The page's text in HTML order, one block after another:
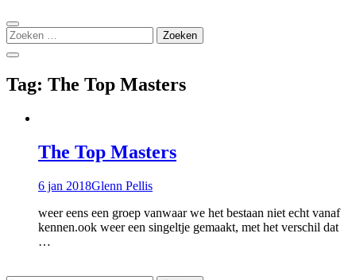
Zoeken
naar:
Tag: The Top Masters
The Top Masters
6 jan 2018Glenn Pellis
weer eens een groep vanwaar we het bestaan niet echt vanaf
kennen.ook weer een singeltje gemaakt, met het verschil dat
…